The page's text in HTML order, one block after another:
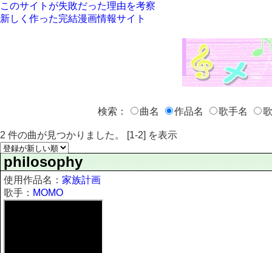
このサイトが失敗だった理由を考察
新しく作った完結漫画情報サイト
検索： 曲名 作品名 歌手名
2 件の曲が見つかりました。 [1-2] を表示
philosophy
使用作品名： 家族計画
歌手： MOMO